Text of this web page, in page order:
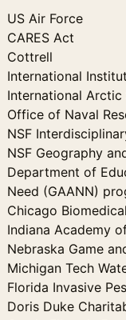
US Air Force
CARES Act
Cottrell
International
International
Office of Naval
NSF
NSF Geography
Department of
Need (GAANN)
Chicago
Indiana Academy
Nebraska Game
Michigan Tech
Florida Invasive
Doris Duke